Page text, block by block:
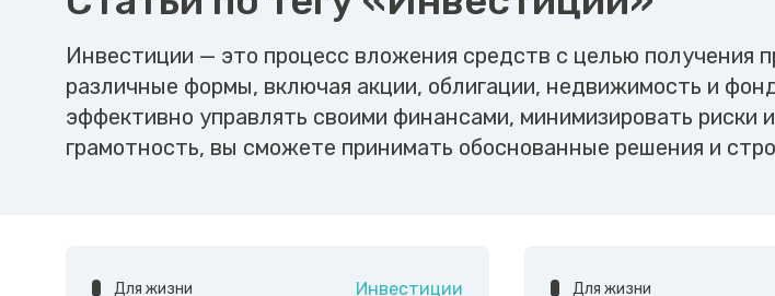
Инвестиции — это процесс вложения средств с целью получения
различные формы, включая акции, облигации, недвижимость и
эффективно управлять своими финансами, минимизировать
грамотность, вы сможете принимать обоснованные решения и
Для жизни Инвестиции Для жизни